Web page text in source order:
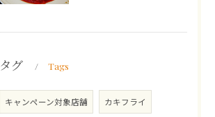
タグ Tags
キャンペーン対象店舗 カキフライ